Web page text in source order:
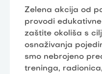
Zelena akcija od
provodi
zaštite okoliša s
osnaživanja
smo nebrojeno
treninga,